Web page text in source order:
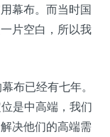
幕布。而当时国
片空白，所以我
布已经有七年。
是中高端，我们
决他们的高端需